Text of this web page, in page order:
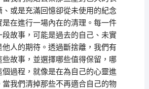
或是充滿回憶卻從未使用的紀念
是在進行一場內在的清理。每一件
故事，可能是過去的自己、未實
人的期待。透過斷捨離，我們有
故事，並選擇哪些值得保留，哪
過程，就像是在為自己的心靈進
我們清掉那些不再適合自己的物